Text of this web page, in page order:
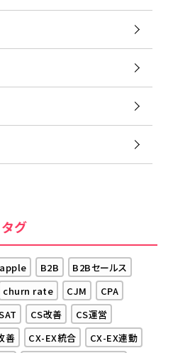
タグ
apple B2B
B2Bセールス
churn rate CJM
CPA
CS改善
CS運営
善 CX-EX統合
CX-EX連動